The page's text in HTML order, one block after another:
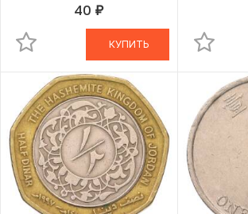
40 руб.В КОРЗИНЕ
КУПИТЬ